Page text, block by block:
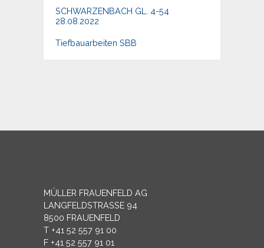
SCHWARZENBACH GL. 4-54
28.08.2022
Tiefbauarbeiten SBB
MÜLLER FRAUENFELD AG
LANGFELDSTRASSE 94
8500 FRAUENFELD
T +41 52 557 91 00
F +41 52 557 91 01